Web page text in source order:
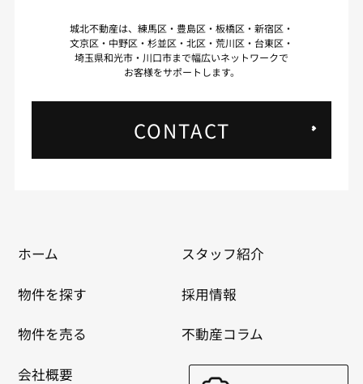
城北不動産は、練馬区・豊島区・板橋区・新宿区・
文京区・中野区・杉並区・北区・荒川区・台東区・
埼玉県和光市・川口市まで幅広いネットワークで
お客様をサポートします。
CONTACT
ホーム
物件を探す
物件を売る
会社概要
スタッフ紹介
採用情報
不動産コラム